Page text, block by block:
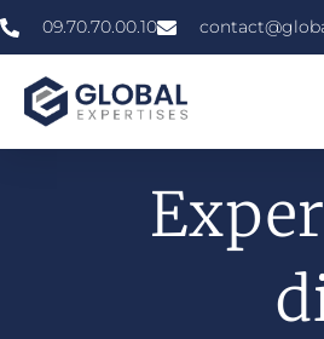
09.70.70.00.10
»»»Expert En Bâtiment À